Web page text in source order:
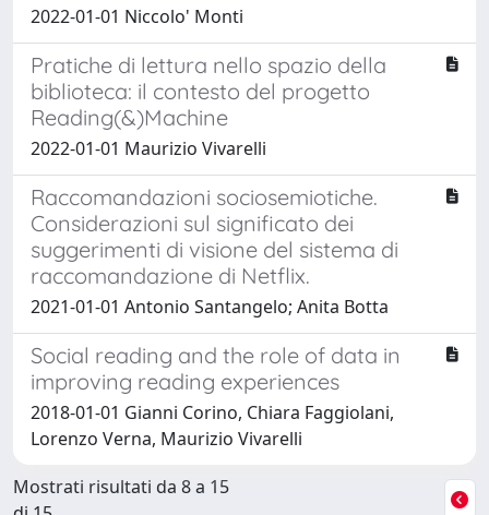
2022-01-01 Niccolo' Monti
Pratiche di lettura nello spazio della
biblioteca: il contesto del progetto
Reading(&)Machine
2022-01-01 Maurizio Vivarelli
Raccomandazioni sociosemiotiche.
Considerazioni sul significato dei
suggerimenti di visione del sistema di
raccomandazione di Netflix.
2021-01-01 Antonio Santangelo; Anita Botta
Social reading and the role of data in
improving reading experiences
2018-01-01 Gianni Corino, Chiara Faggiolani,
Lorenzo Verna, Maurizio Vivarelli
Mostrati risultati da 8 a 15